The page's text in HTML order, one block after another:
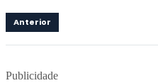
Anterior
Publicidade